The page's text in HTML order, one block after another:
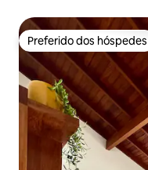
Preferido dos hóspedes
Preferido dos hóspedes